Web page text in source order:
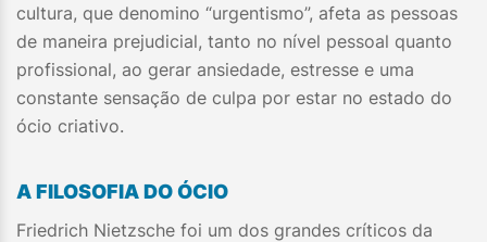
cultura, que denomino “urgentismo”, afeta as pessoas
de maneira prejudicial, tanto no nível pessoal quanto
profissional, ao gerar ansiedade, estresse e uma
constante sensação de culpa por estar no estado do
ócio criativo.
A FILOSOFIA DO ÓCIO
Friedrich Nietzsche foi um dos grandes críticos da